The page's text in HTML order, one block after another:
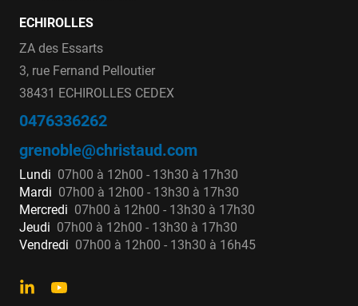
ECHIROLLES
ZA des Essarts
3, rue Fernand Pelloutier
38431 ECHIROLLES CEDEX
0476336262
grenoble@christaud.com
Lundi 07h00 à 12h00 - 13h30 à 17h30
Mardi 07h00 à 12h00 - 13h30 à 17h30
Mercredi 07h00 à 12h00 - 13h30 à 17h30
Jeudi 07h00 à 12h00 - 13h30 à 17h30
Vendredi 07h00 à 12h00 - 13h30 à 16h45